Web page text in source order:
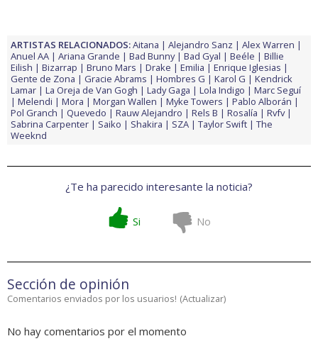
ARTISTAS RELACIONADOS:Aitana Alejandro Sanz
Alex Warren
Anuel AA
Ariana Grande Bad Bunny Bad Gyal Beéle
Billie
Eilish
Bizarrap Bruno Mars Drake Emilia
Enrique Iglesias
Gente de Zona
Gracie Abrams Hombres G Karol G
Kendrick
Lamar
La Oreja de Van Gogh Lady Gaga Lola Indigo
Marc Seguí
Melendi
Mora Morgan Wallen Myke Towers
Pablo Alborán
Pol Granch
Quevedo Rauw Alejandro Rels B Rosalía
Rvfv
Sabrina Carpenter
Saiko Shakira SZA Taylor Swift
The
Weeknd
¿Te ha parecido interesante la noticia?
Si No
Sección de opinión
Comentarios enviados por los usuarios! (Actualizar)
No hay comentarios por el momento